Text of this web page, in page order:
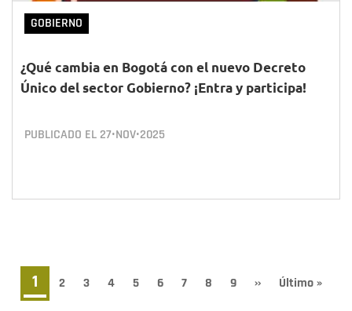
GOBIERNO
¿Qué cambia en Bogotá con el nuevo Decreto
Único del sector Gobierno? ¡Entra y participa!
PUBLICADO EL 27•NOV•2025
Pagination
Current
1 Page
2 Page
3 Page
4 Page
5 Page
6 Page
7 Page
8 Page
9
Next
››
Last
Último »